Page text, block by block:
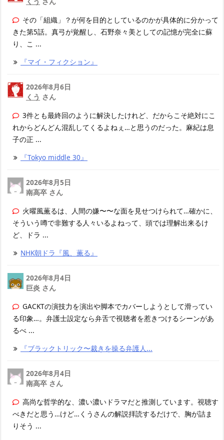
その「組織」？が何を目的としているのかが具体的に分かって
きた第5話。真弓が覚醒し、石野奈々美としての記憶が完全に蘇
り、こ ...
『マイ・フィクション』
2026年8月6日
くう さん
3件とも最終回のように解決したけれど、だからこそ絶対にこ
れからどんどん混乱してくるよねぇ…と思うのだった。麻紀は息
子の正 ...
『Tokyo middle 30』
2026年8月5日
南高卒 さん
火曜風薫るは、人間の嫌〜〜な面を見せつけられて…確かに、
そういう噂で非難する人々いるよねって、頭では理解出来るけ
ど、ドラ ...
NHK朝ドラ『風、薫る』
2026年8月4日
巨炎 さん
GACKTの演技力を演出や脚本でカバーしようとして滑ってい
る印象…。弁護士設定なら弁舌で視聴者を惹きつけるシーンがあ
るべ ...
『ブラックトリック〜裁きを操る弁護人...
2026年8月4日
南高卒 さん
高尚な哲学的な、濃い濃いドラマだと推測しています。視聴す
べきだと思う…けど…くうさんの解説拝読するだけで、胸が詰ま
りそう ...